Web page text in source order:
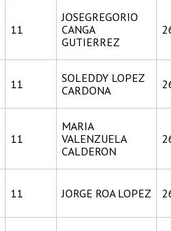
11
JOSEGREGORIO
CANGA
GUTIERREZ
11
SOLEDDY LOPEZ
CARDONA
11
MARIA
VALENZUELA
CALDERON
11 JORGE ROA LOPEZ